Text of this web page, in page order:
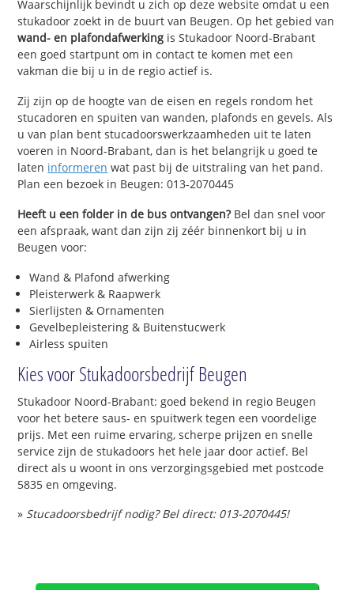
Waarschijnlijk bevindt u zich op deze website omdat u een
stukadoor zoekt in de buurt van Beugen. Op het gebied van
wand- en plafondafwerking is Stukadoor Noord-Brabant
een goed startpunt om in contact te komen met een
vakman die bij u in de regio actief is.
Zij zijn op de hoogte van de eisen en regels rondom het
stucadoren en spuiten van wanden, plafonds en gevels. Als
u van plan bent stucadoorswerkzaamheden uit te laten
voeren in Noord-Brabant, dan is het belangrijk u goed te
laten informeren wat past bij de uitstraling van het pand.
Plan een bezoek in Beugen: 013-2070445
Heeft u een folder in de bus ontvangen?Bel dan snel voor
een afspraak, want dan zijn zij zéér binnenkort bij u in
Beugen voor:
Wand & Plafond afwerking
Pleisterwerk & Raapwerk
Sierlijsten & Ornamenten
Gevelbepleistering & Buitenstucwerk
Airless spuiten
Kies voor Stukadoorsbedrijf Beugen
Stukadoor Noord-Brabant: goed bekend in regio Beugen
voor het betere saus- en spuitwerk tegen een voordelige
prijs. Met een ruime ervaring, scherpe prijzen en snelle
service zijn de stukadoors het hele jaar door actief. Bel
direct als u woont in ons verzorgingsgebied met postcode
5835 en omgeving.
» Stucadoorsbedrijf nodig? Bel direct: 013-2070445!